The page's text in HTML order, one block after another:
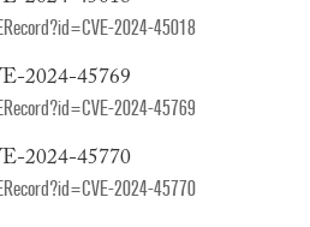
2024-45018
2024-45769
2024-45769
2024-45770
2024-45770